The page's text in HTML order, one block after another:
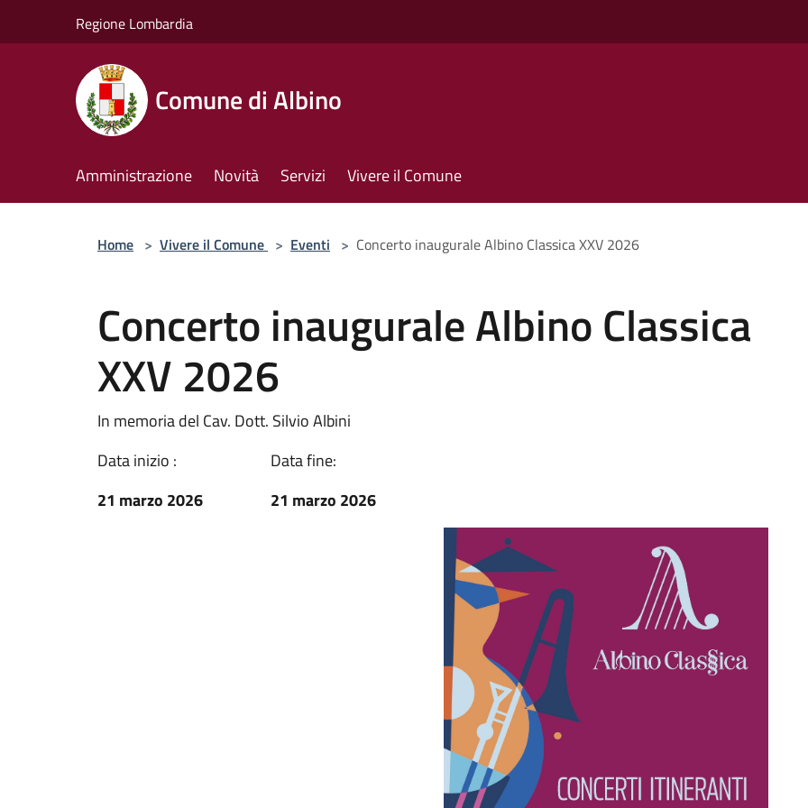
Regione Lombardia
Comune di Albino
Amministrazione Novità Servizi Vivere il Comune
Home > Vivere il Comune > Eventi > Concerto inaugurale Albino Classica XXV 2026
Concerto inaugurale Albino Classica
XXV 2026
In memoria del Cav. Dott. Silvio Albini
Data inizio :
21 marzo 2026
Data fine:
21 marzo 2026